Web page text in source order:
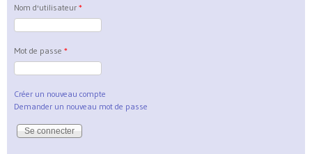
Nom d'utilisateur *
Mot de passe *
Créer un nouveau compte
Demander un nouveau mot de passe